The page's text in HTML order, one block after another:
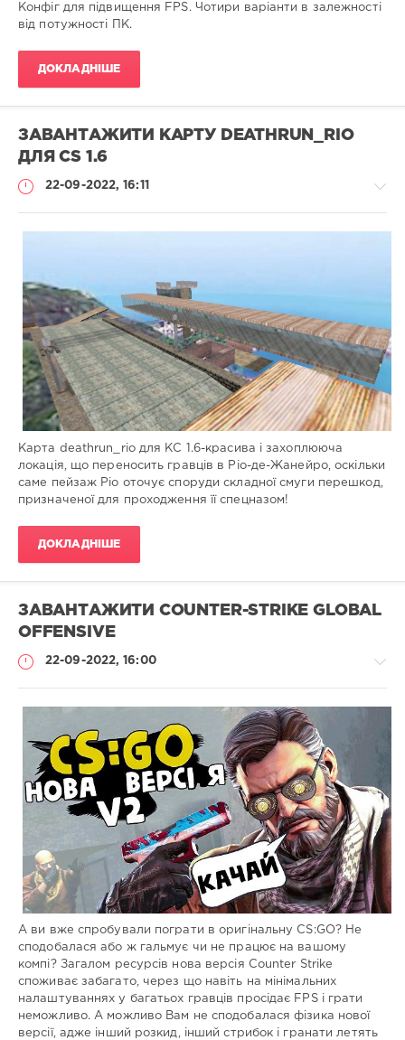
Конфіг для підвищення FPS. Чотири варіанти в залежності
від потужності ПК.
ДОКЛАДНІШЕ
ЗАВАНТАЖИТИ КАРТУ DEATHRUN_RIO
ДЛЯ CS 1.6
22-09-2022, 16:11
Карти
Administrator
582
0
Карта deathrun_rio для КС 1.6-красива і захоплююча
локація, що переносить гравців в Ріо-де-Жанейро, оскільки
саме пейзаж Ріо оточує споруди складної смуги перешкод,
призначеної для проходження її спецназом!
ДОКЛАДНІШЕ
ЗАВАНТАЖИТИ COUNTER-STRIKE GLOBAL
OFFENSIVE
22-09-2022, 16:00
Збірки
гри
Administrator
0
А ви вже спробували пограти в оригінальну CS:GO? Не
сподобалася або ж гальмує чи не працює на вашому
компі? Загалом ресурсів нова версія Counter Strike
споживає забагато, через що навіть на мінімальних
налаштуваннях у багатьох гравців просідає FPS і грати
неможливо. А можливо Вам не сподобалася фізика нової
версії, адже інший розкид, інший стрибок і гранати летять